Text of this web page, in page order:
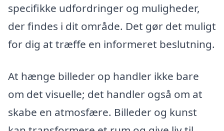
specifikke udfordringer og muligheder,
der findes i dit område. Det gør det muligt
for dig at træffe en informeret beslutning.
At hænge billeder op handler ikke bare
om det visuelle; det handler også om at
skabe en atmosfære. Billeder og kunst